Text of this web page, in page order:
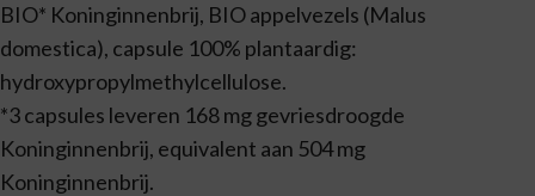
BIO* Koninginnenbrij, BIO appelvezels (Malus
domestica), capsule 100% plantaardig:
hydroxypropylmethylcellulose.
*3 capsules leveren 168 mg gevriesdroogde
Koninginnenbrij, equivalent aan 504 mg
Koninginnenbrij.